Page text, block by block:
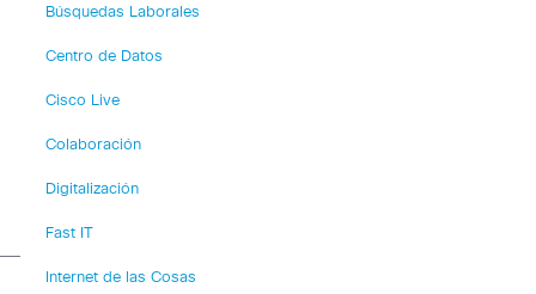
Búsquedas Laborales
Centro de Datos
Cisco Live
Colaboración
Digitalización
Fast IT
Internet de las Cosas